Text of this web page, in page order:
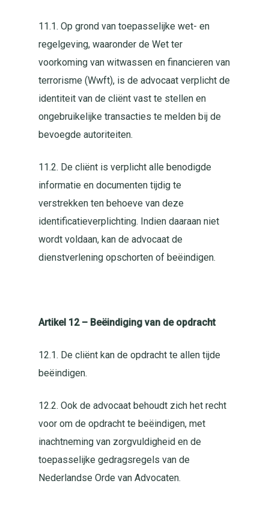
11.1. Op grond van toepasselijke wet- en
regelgeving, waaronder de Wet ter
voorkoming van witwassen en financieren van
terrorisme (Wwft), is de advocaat verplicht de
identiteit van de cliënt vast te stellen en
ongebruikelijke transacties te melden bij de
bevoegde autoriteiten.
11.2. De cliënt is verplicht alle benodigde
informatie en documenten tijdig te
verstrekken ten behoeve van deze
identificatieverplichting. Indien daaraan niet
wordt voldaan, kan de advocaat de
dienstverlening opschorten of beëindigen.
Artikel 12 – Beëindiging van de opdracht
12.1. De cliënt kan de opdracht te allen tijde
beëindigen.
12.2. Ook de advocaat behoudt zich het recht
voor om de opdracht te beëindigen, met
inachtneming van zorgvuldigheid en de
toepasselijke gedragsregels van de
Nederlandse Orde van Advocaten.